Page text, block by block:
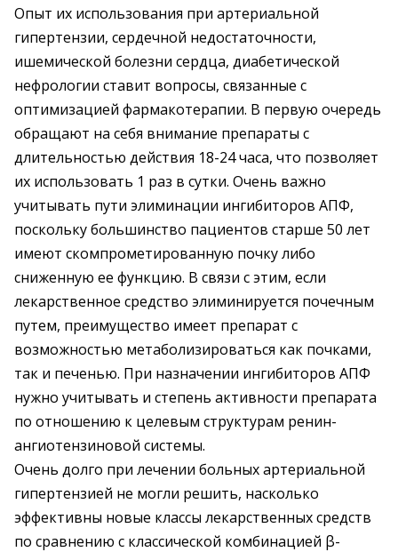
Опыт их использования при артериальной
гипертензии, сердечной недостаточности,
ишемической болезни сердца, диабетической
нефрологии ставит вопросы, связанные с
оптимизацией фармакотерапии. В первую очередь
обращают на себя внимание препараты с
длительностью действия 18-24 часа, что позволяет
их использовать 1 раз в сутки. Очень важно
учитывать пути элиминации ингибиторов АПФ,
поскольку большинство пациентов старше 50 лет
имеют скомпрометированную почку либо
сниженную ее функцию. В связи с этим, если
лекарственное средство элиминируется почечным
путем, преимущество имеет препарат с
возможностью метаболизироваться как почками,
так и печенью. При назначении ингибиторов АПФ
нужно учитывать и степень активности препарата
по отношению к целевым структурам ренин-
ангиотензиновой системы.
Очень долго при лечении больных артериальной
гипертензией не могли решить, насколько
эффективны новые классы лекарственных средств
по сравнению с классической комбинацией β-